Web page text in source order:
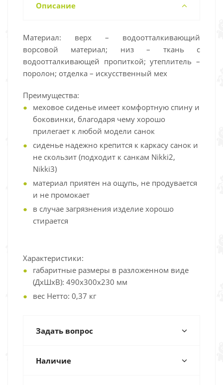
Описание
Материал: верх – водоотталкивающий
ворсовой материал; низ – ткань с
водоотталкивающей пропиткой; утеплитель –
поролон; отделка – искусственный мех
Преимущества:
меховое сиденье имеет комфортную спину и
боковинки, благодаря чему хорошо
прилегает к любой модели санок
сиденье надежно крепится к каркасу санок и
не скользит (подходит к санкам Nikki2,
Nikki3)
материал приятен на ощупь, не продувается
и не промокает
в случае загрязнения изделие хорошо
стирается
Характеристики:
габаритные размеры в разложенном виде
(ДхШхВ): 490х300х230 мм
вес Нетто: 0,37 кг
Задать вопрос
Наличие